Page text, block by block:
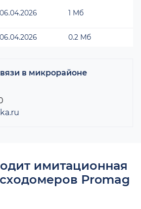
06.04.2026 1 Мб
06.04.2026 0.2 Мб
в микрорайоне
имитационная
Promag